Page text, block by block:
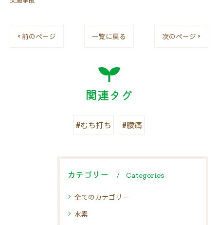
< 前のページ 一覧に戻る 次のページ >
関連タグ
#むち打ち #腰痛
カテゴリー Categories
全てのカテゴリー
水素